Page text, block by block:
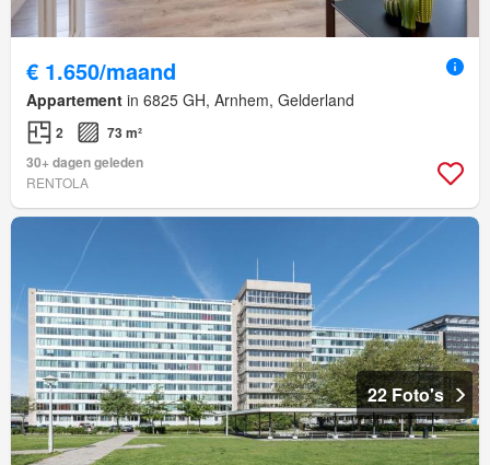
€ 1.650/maand
Appartement in 6825 GH, Arnhem, Gelderland
2
73 m²
30+ dagen geleden
RENTOLA
22 Foto's